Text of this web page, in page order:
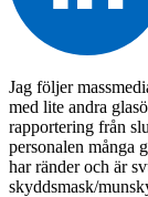
Jag följer
med lite andra
rapportering från
personalen många
har ränder och är
skyddsmask/